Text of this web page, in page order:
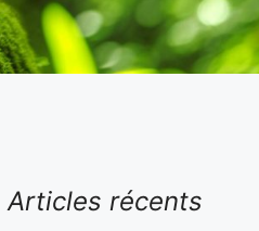
Articles récents